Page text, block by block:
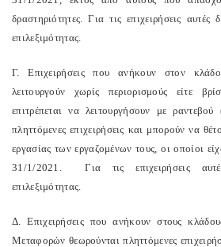
δραστηριότητες. Για τις επιχειρήσεις αυτές
επιλεξιμότητας.
Γ. Επιχειρήσεις που ανήκουν στον
λειτουργούν χωρίς περιορισμούς είτε
επιτρέπεται να λειτουργήσουν με
πληττόμενες επιχειρήσεις και μπορούν να
εργασίας των εργαζομένων τους, οι οποίοι
31/1/2021. Για τις επιχειρήσεις
επιλεξιμότητας.
Δ. Επιχειρήσεις που ανήκουν στους
Μεταφορών θεωρούνται πληττόμενες